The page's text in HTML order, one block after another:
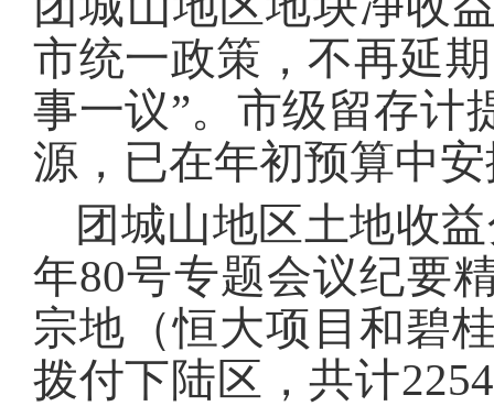
市统一政策，不再延
事一议”。市级留存计
源，已在年初预算中
团城山地区土地收
年80号专题会议纪要
宗地（恒大项目和碧
拨付下陆区，共计